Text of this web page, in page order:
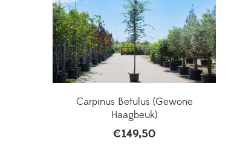
Carpinus Betulus (Gewone
Haagbeuk)
€149,50